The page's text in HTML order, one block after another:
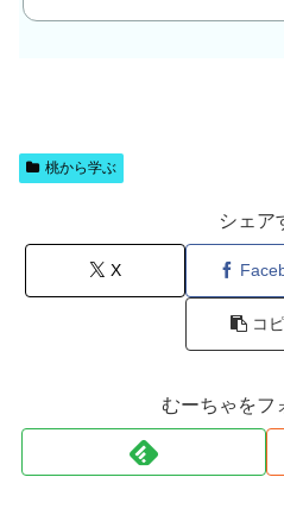
桃から学ぶ
シェア
X
コ
むーちゃをフ